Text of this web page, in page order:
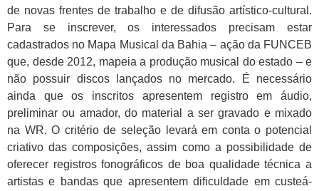
de novas frentes de trabalho e de difusão artístico-cultural.
Para se inscrever, os interessados precisam estar
cadastrados no Mapa Musical da Bahia – ação da FUNCEB
que, desde 2012, mapeia a produção musical do estado – e
não possuir discos lançados no mercado. É necessário
ainda que os inscritos apresentem registro em áudio,
preliminar ou amador, do material a ser gravado e mixado
na WR. O critério de seleção levará em conta o potencial
criativo das composições, assim como a possibilidade de
oferecer registros fonográficos de boa qualidade técnica a
artistas e bandas que apresentem dificuldade em custeá-